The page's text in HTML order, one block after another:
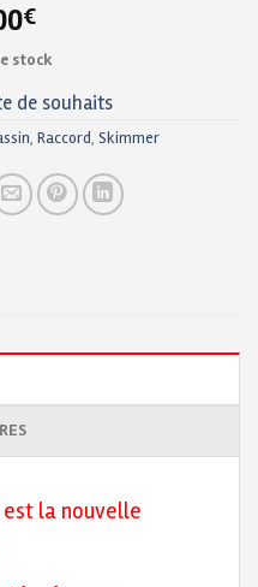
€
stock
de souhaits
, Raccord, Skimmer
est la nouvelle